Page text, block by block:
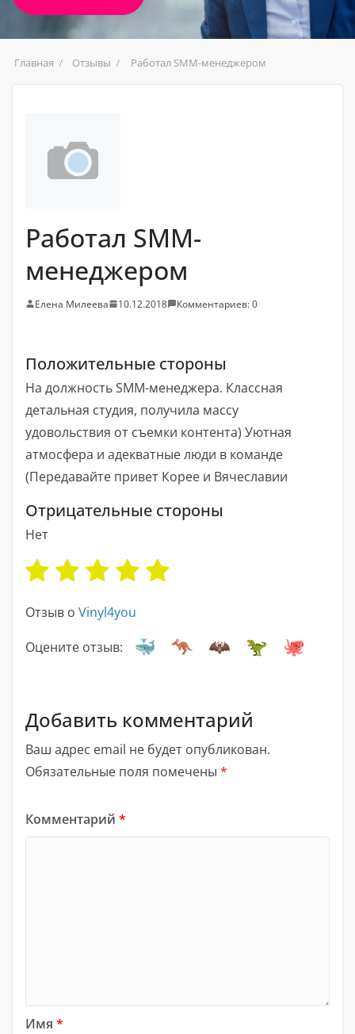
Главная Отзывы Работал SMM-менеджером
Работал SMM-
менеджером
Елена Милеева 10.12.2018 Комментариев: 0
Положительные стороны
На должность SMM-менеджера. Классная
детальная студия, получила массу
удовольствия от съемки контента) Уютная
атмосфера и адекватные люди в команде
(Передавайте привет Корее и Вячеславии
Отрицательные стороны
Нет
Отзыв о Vinyl4you
Оцените отзыв:
Добавить комментарий
Ваш адрес email не будет опубликован.
Обязательные поля помечены *
Комментарий *
Имя *